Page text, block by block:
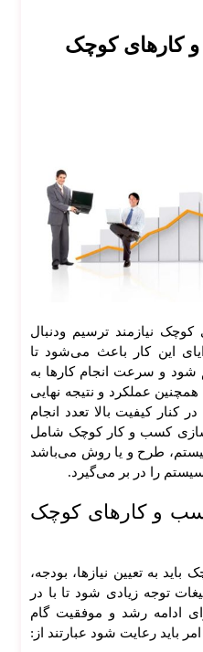
کارهای کوچک
نیازمند ترسیم ودنبال
این کار باعث می‌شود تا
شود و سرعت انجام کار‌ها به
عملکرد و نتیجه نهایی
کنار کیفیت بالا تعدد انجام
سازی کسب و کار کوچک شامل
طرح و یا روش می‌باشد
سیستم را در بر می‌گیرد.
و کار‌های کوچک
به تعیین نیاز‌ها، بودجه،
توجه زیادی شود تا با در
ادامه رشد و موفقیت گام
باید رعایت شود عبارتند از: